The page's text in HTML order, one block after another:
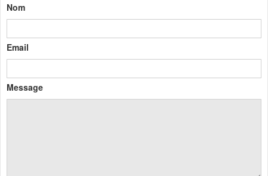
Nom
Email
Message